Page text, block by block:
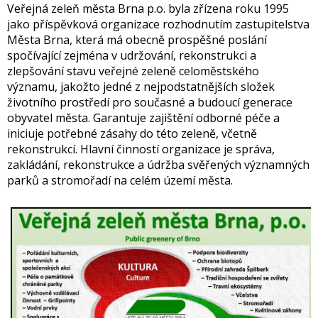
Veřejná zeleň města Brna p.o. byla zřízena roku 1995
jako příspěvková organizace rozhodnutím zastupitelstva
Města Brna, která má obecně prospěšné poslání
spočívající zejména v udržování, rekonstrukci a
zlepšování stavu veřejné zeleně celoměstského
významu, jakožto jedné z nejpodstatnějších složek
životního prostředí pro současné a budoucí generace
obyvatel města. Garantuje zajištění odborné péče a
iniciuje potřebné zásahy do této zeleně, včetně
rekonstrukcí. Hlavní činností organizace je správa,
zakládání, rekonstrukce a údržba svěřených významných
parků a stromořadí na celém území města.